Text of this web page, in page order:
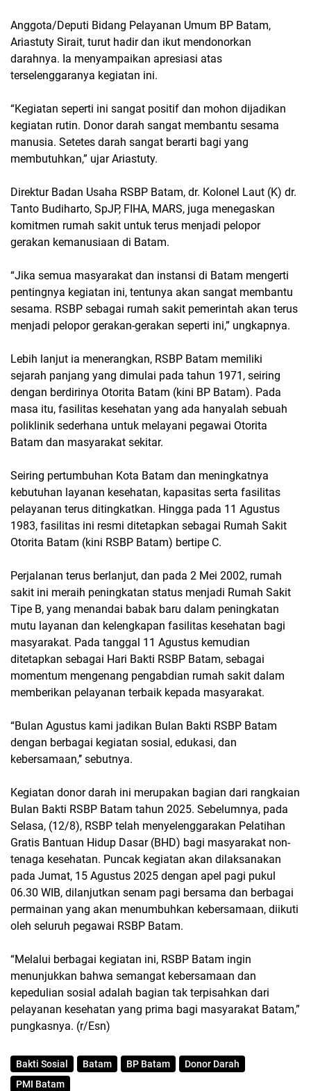
Anggota/Deputi Bidang Pelayanan Umum BP Batam,
Ariastuty Sirait, turut hadir dan ikut mendonorkan
darahnya. Ia menyampaikan apresiasi atas
terselenggaranya kegiatan ini.
“Kegiatan seperti ini sangat positif dan mohon dijadikan
kegiatan rutin. Donor darah sangat membantu sesama
manusia. Setetes darah sangat berarti bagi yang
membutuhkan,” ujar Ariastuty.
Direktur Badan Usaha RSBP Batam, dr. Kolonel Laut (K) dr.
Tanto Budiharto, SpJP, FIHA, MARS, juga menegaskan
komitmen rumah sakit untuk terus menjadi pelopor
gerakan kemanusiaan di Batam.
“Jika semua masyarakat dan instansi di Batam mengerti
pentingnya kegiatan ini, tentunya akan sangat membantu
sesama. RSBP sebagai rumah sakit pemerintah akan terus
menjadi pelopor gerakan-gerakan seperti ini,” ungkapnya.
Lebih lanjut ia menerangkan, RSBP Batam memiliki
sejarah panjang yang dimulai pada tahun 1971, seiring
dengan berdirinya Otorita Batam (kini BP Batam). Pada
masa itu, fasilitas kesehatan yang ada hanyalah sebuah
poliklinik sederhana untuk melayani pegawai Otorita
Batam dan masyarakat sekitar.
Seiring pertumbuhan Kota Batam dan meningkatnya
kebutuhan layanan kesehatan, kapasitas serta fasilitas
pelayanan terus ditingkatkan. Hingga pada 11 Agustus
1983, fasilitas ini resmi ditetapkan sebagai Rumah Sakit
Otorita Batam (kini RSBP Batam) bertipe C.
Perjalanan terus berlanjut, dan pada 2 Mei 2002, rumah
sakit ini meraih peningkatan status menjadi Rumah Sakit
Tipe B, yang menandai babak baru dalam peningkatan
mutu layanan dan kelengkapan fasilitas kesehatan bagi
masyarakat. Pada tanggal 11 Agustus kemudian
ditetapkan sebagai Hari Bakti RSBP Batam, sebagai
momentum mengenang pengabdian rumah sakit dalam
memberikan pelayanan terbaik kepada masyarakat.
“Bulan Agustus kami jadikan Bulan Bakti RSBP Batam
dengan berbagai kegiatan sosial, edukasi, dan
kebersamaan,’’ sebutnya.
Kegiatan donor darah ini merupakan bagian dari rangkaian
Bulan Bakti RSBP Batam tahun 2025. Sebelumnya, pada
Selasa, (12/8), RSBP telah menyelenggarakan Pelatihan
Gratis Bantuan Hidup Dasar (BHD) bagi masyarakat non-
tenaga kesehatan. Puncak kegiatan akan dilaksanakan
pada Jumat, 15 Agustus 2025 dengan apel pagi pukul
06.30 WIB, dilanjutkan senam pagi bersama dan berbagai
permainan yang akan menumbuhkan kebersamaan, diikuti
oleh seluruh pegawai RSBP Batam.
“Melalui berbagai kegiatan ini, RSBP Batam ingin
menunjukkan bahwa semangat kebersamaan dan
kepedulian sosial adalah bagian tak terpisahkan dari
pelayanan kesehatan yang prima bagi masyarakat Batam,”
pungkasnya. (r/Esn)
Bakti Sosial Batam BP Batam
Donor Darah
PMI Batam